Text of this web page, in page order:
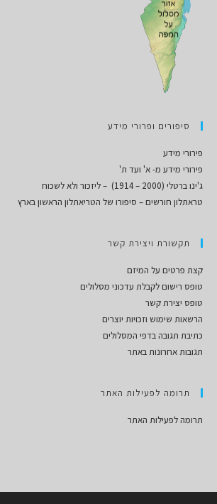
סיפורים ופרורי מידע
פירורי מידע
פירורי מידע מ- א' ועד ת'
ג'ינו ברטלי (2000 – 1914) – ליזכור ולא לשכוח
טראתלון חורשים – סיפורו של הטריאתלון הראשון בארץ
תקשורת ויצירת קשר
קצת פרטים על המיזם
טופס רישום לקבלת עדכוני מסלולים
טופס יצירת קשר
הרשאות שימוש וזכויות יוצרים
כתיבת תגובה בדפי המסלולים
תגובות אחרונות באתר
תרומה לפעילות האתר
תרומה לפעילות האתר